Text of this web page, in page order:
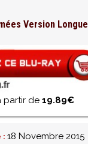
Version
partir de 19.89€
: 18 Novembre 2015